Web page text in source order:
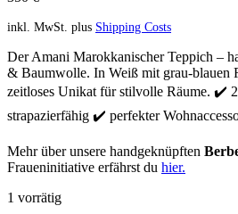
inkl. MwSt. plus Shipping Costs
Der Amani Marokkanischer Teppich –
& Baumwolle. In Weiß mit grau-blauen
zeitloses Unikat für stilvolle Räume. ✔️
strapazierfähig ✔️ perfekter
Mehr über unsere handgeknüpften
Fraueninitiative erfährst du hier.
1 vorrätig